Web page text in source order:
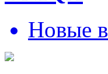
Новые